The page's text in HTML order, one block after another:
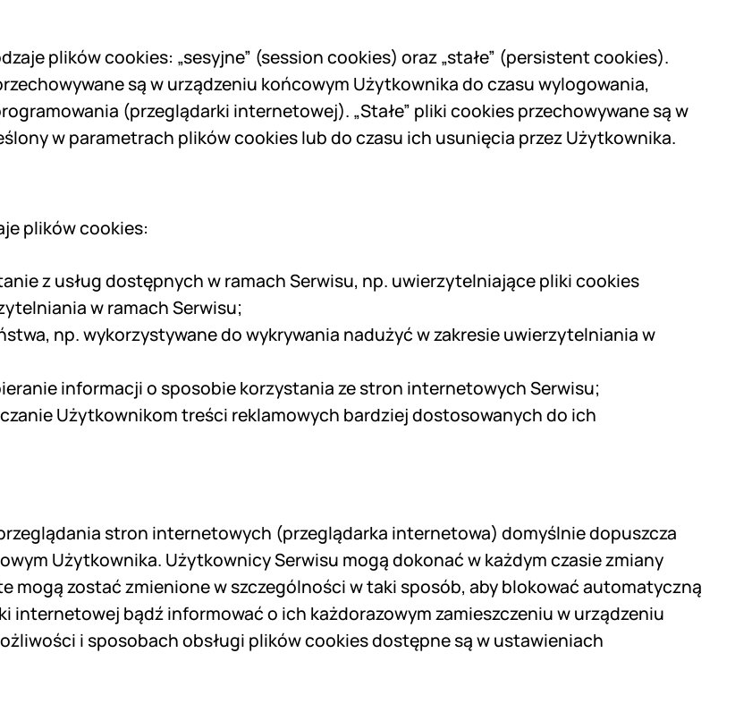
plików cookies: „sesyjne” (session cookies) oraz „stałe” (persistent cookies).
są w urządzeniu końcowym Użytkownika do czasu wylogowania,
(przeglądarki internetowej). „Stałe” pliki cookies przechowywane są w
w parametrach plików cookies lub do czasu ich usunięcia przez Użytkownika.
plików cookies:
z usług dostępnych w ramach Serwisu, np. uwierzytelniające pliki cookies
w ramach Serwisu;
np. wykorzystywane do wykrywania nadużyć w zakresie uwierzytelniania w
informacji o sposobie korzystania ze stron internetowych Serwisu;
Użytkownikom treści reklamowych bardziej dostosowanych do ich
stron internetowych (przeglądarka internetowa) domyślnie dopuszcza
Użytkownika. Użytkownicy Serwisu mogą dokonać w każdym czasie zmiany
zostać zmienione w szczególności w taki sposób, aby blokować automatyczną
internetowej bądź informować o ich każdorazowym zamieszczeniu w urządzeniu
i sposobach obsługi plików cookies dostępne są w ustawieniach